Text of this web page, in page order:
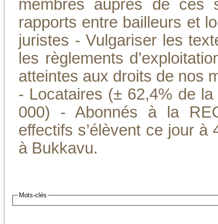
membres auprès de ces
rapports entre bailleurs et
juristes - Vulgariser les
les règlements
atteintes aux droits de nos
- Locataires (± 62,4% de
000) - Abonnés à la
effectifs s’élèvent ce jour
à Bukkavu.
Mots-clés